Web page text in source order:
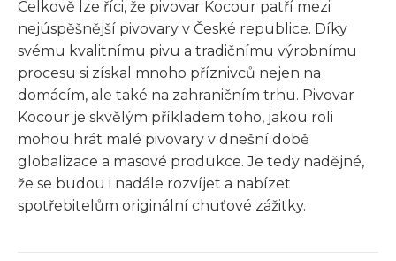
Celkově lze říci, že pivovar Kocour patří mezi
nejúspěšnější pivovary v České republice. Díky
svému kvalitnímu pivu a tradičnímu výrobnímu
procesu si získal mnoho příznivců nejen na
domácím, ale také na zahraničním trhu. Pivovar
Kocour je skvělým příkladem toho, jakou roli
mohou hrát malé pivovary v dnešní době
globalizace a masové produkce. Je tedy nadějné,
že se budou i nadále rozvíjet a nabízet
spotřebitelům originální chuťové zážitky.